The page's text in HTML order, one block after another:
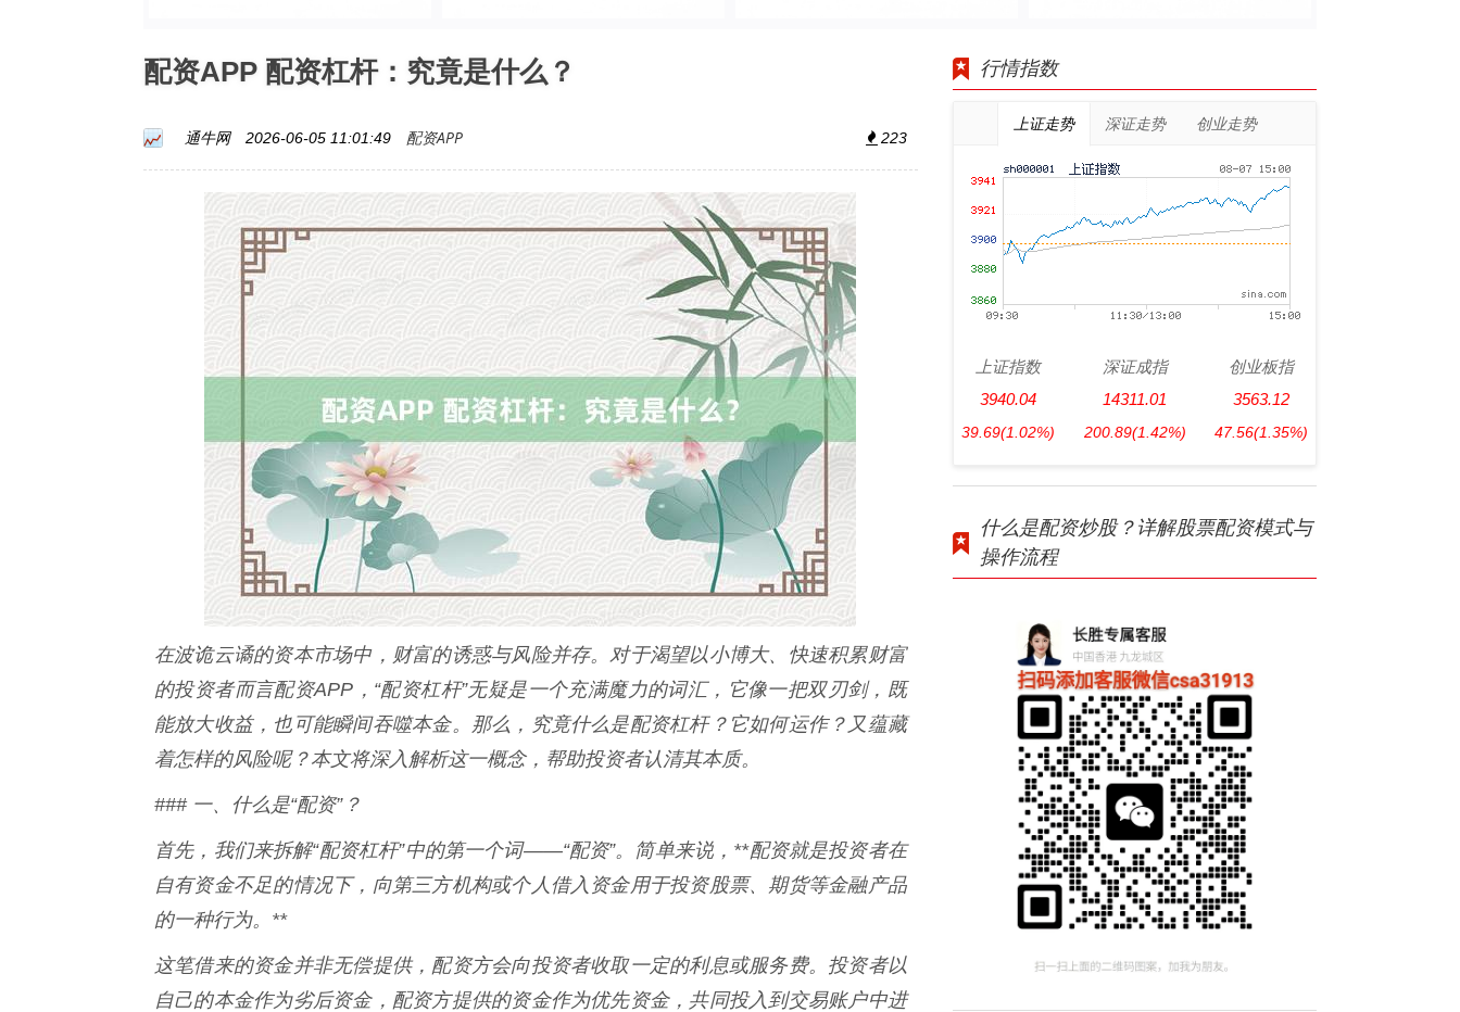
配资APP 配资杠杆：究竟是什么？
通牛网 2026-06-05 11:01:49 配资APP 223
在波诡云谲的资本市场中，财富的诱惑与风险并存。对于渴望以小博大、快速积累财富
的投资者而言配资APP，“配资杠杆”无疑是一个充满魔力的词汇，它像一把双刃剑，既
能放大收益，也可能瞬间吞噬本金。那么，究竟什么是配资杠杆？它如何运作？又蕴藏
着怎样的风险呢？本文将深入解析这一概念，帮助投资者认清其本质。
### 一、什么是“配资”？
首先，我们来拆解“配资杠杆”中的第一个词——“配资”。简单来说，**配资就是投资者在
自有资金不足的情况下，向第三方机构或个人借入资金用于投资股票、期货等金融产品
的一种行为。**
这笔借来的资金并非无偿提供，配资方会向投资者收取一定的利息或服务费。投资者以
自己的本金作为劣后资金，配资方提供的资金作为优先资金，共同投入到交易账户中进
行情指数
上证走势 深证走势 创业走势
上证指数
3940.04
39.69(1.02%)
深证成指
14311.01
200.89(1.42%)
创业板指
3563.12
47.56(1.35%)
什么是配资炒股？详解股票配资模式与
操作流程